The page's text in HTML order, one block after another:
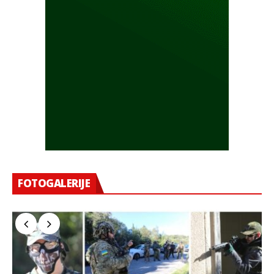
FOTOGALERIJE